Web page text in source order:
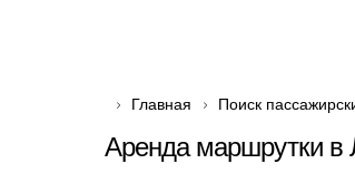
Главная Поиск
Аренда маршрутки в